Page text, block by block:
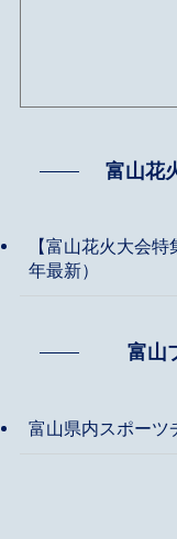
富山花
【富山花火大会
年最新）
富山
富山県内スポーツ